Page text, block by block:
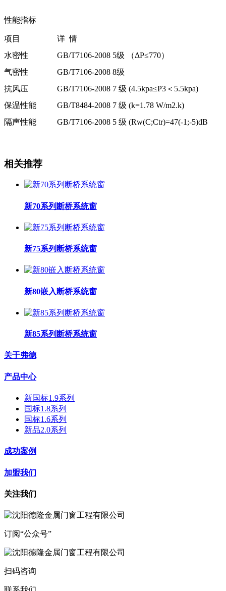
性能指标
项目
详 情
水密性
GB/T7106-2008 5级 （ΔP≤770）
气密性
GB/T7106-2008 8级
抗风压
GB/T7106-2008 7 级 (4.5kpa≤P3＜5.5kpa)
保温性能
GB/T8484-2008 7 级 (k=1.78 W/m2.k)
隔声性能
GB/T7106-2008 5 级 (Rw(C;Ctr)=47(-1;-5)dB
相关推荐
新70系列断桥系统窗
新75系列断桥系统窗
新80嵌入断桥系统窗
新85系列断桥系统窗
关于弗德
产品中心
新国标1.9系列
国标1.8系列
国标1.6系列
新品2.0系列
成功案例
加盟我们
关注我们
订阅“公众号”
扫码咨询